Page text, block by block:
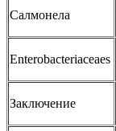
Салмонела
Enterobacteriaceaes
Заключение